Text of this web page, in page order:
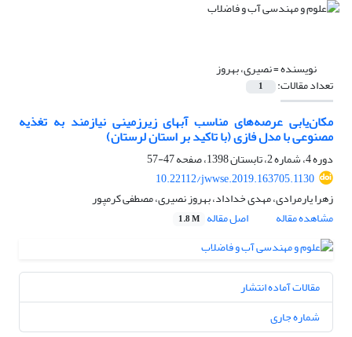
نویسنده =نصیری، بهروز
تعداد مقالات: 1
مکان‌یابی عرصه‌های مناسب آب‎های زیرزمینی نیازمند به تغذیه
مصنوعی با مدل فازی (با تاکید بر استان لرستان)
دوره 4، شماره 2، تابستان 1398، صفحه
47-57
10.22112/jwwse.2019.163705.1130
زهرا یارمرادی، مهدی خداداد، بهروز نصیری، مصطفی کرمپور
مشاهده مقاله
اصل مقاله 1.8 M
مقالات آماده انتشار
شماره جاری